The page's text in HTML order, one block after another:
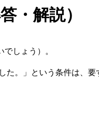
・解説）
しょう）。
た。」という条件は、